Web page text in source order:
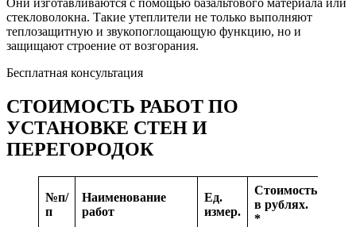
Они изготавливаются с помощью базальтового материала или
стекловолокна. Такие утеплители не только выполняют
теплозащитную и звукопоглощающую функцию, но и
защищают строение от возгорания.
Бесплатная консультация
СТОИМОСТЬ РАБОТ ПО
УСТАНОВКЕ СТЕН И
ПЕРЕГОРОДОК
№п/
п
Наименование
работ
Ед.
измер.
Стоимость
в рублях.
*